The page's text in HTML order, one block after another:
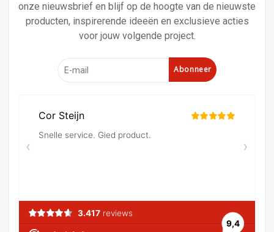
onze nieuwsbrief en blijf op de hoogte van de nieuwste
producten, inspirerende ideeën en exclusieve acties
voor jouw volgende project.
Abonneer